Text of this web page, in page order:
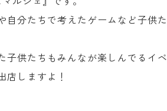
分たちで考えたゲームなど子供
供たちもみんなが楽しんでるイベ
店しますよ！